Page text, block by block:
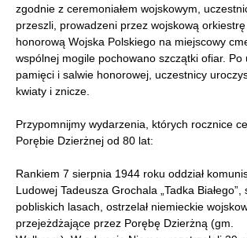
zgodnie z ceremoniałem wojskowym,
przeszli, prowadzeni przez wojskową
honorową Wojska Polskiego na miejscowy
wspólnej mogile pochowano szczątki ofiar. Po
pamięci i salwie honorowej, uczestnicy
kwiaty i znicze.
Przypomnijmy wydarzenia, których rocznice
Porębie Dzierżnej od 80 lat:
Rankiem 7 sierpnia 1944 roku oddział
Ludowej Tadeusza Grochala „Tadka
pobliskich lasach, ostrzelał niemieckie
przejeżdżające przez Porębę Dzierżną (gm.